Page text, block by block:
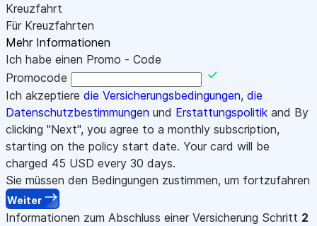
Kreuzfahrt
Für Kreuzfahrten
Mehr Informationen
Ich habe einen Promo - Code
Promocode
Ich akzeptiere die Versicherungsbedingungen, die
Datenschutzbestimmungen und Erstattungspolitik and By
clicking "Next", you agree to a monthly subscription,
starting on the policy start date. Your card will be
charged 45 USD every 30 days.
Sie müssen den Bedingungen zustimmen, um fortzufahren
Weiter
Informationen zum Abschluss einer Versicherung Schritt 2